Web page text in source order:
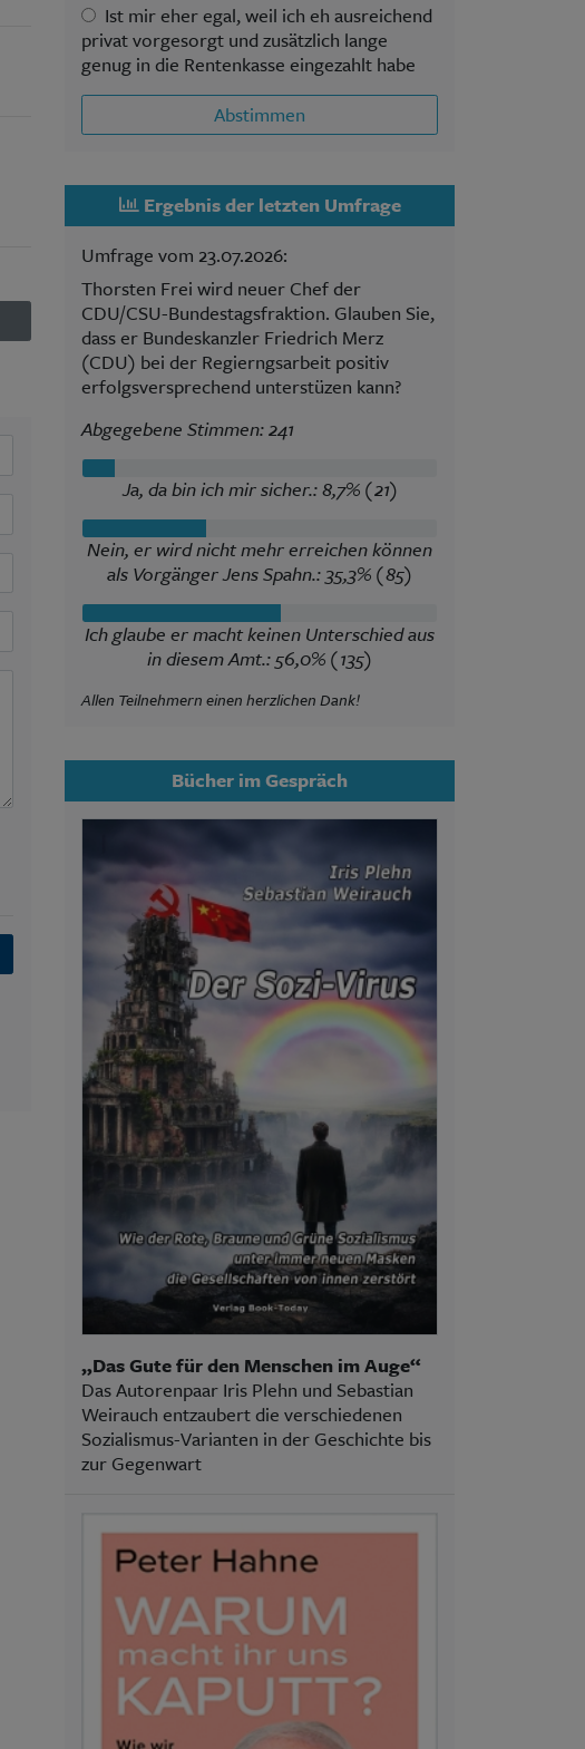
Ist mir eher egal, weil ich eh ausreichend
privat vorgesorgt und zusätzlich lange
genug in die Rentenkasse eingezahlt habe
Abstimmen
Ergebnis der letzten Umfrage
Umfrage vom 23.07.2026:
Thorsten Frei wird neuer Chef der
CDU/CSU-Bundestagsfraktion. Glauben Sie,
dass er Bundeskanzler Friedrich Merz
(CDU) bei der Regierngsarbeit positiv
erfolgsversprechend unterstüzen kann?
Abgegebene Stimmen: 241
Ja, da bin ich mir sicher.: 8,7% (21)
Nein, er wird nicht mehr erreichen können
als Vorgänger Jens Spahn.: 35,3% (85)
Ich glaube er macht keinen Unterschied aus
in diesem Amt.: 56,0% (135)
Allen Teilnehmern einen herzlichen Dank!
Bücher im Gespräch
„Das Gute für den Menschen im Auge“
Das Autorenpaar Iris Plehn und Sebastian
Weirauch entzaubert die verschiedenen
Sozialismus-Varianten in der Geschichte bis
zur Gegenwart